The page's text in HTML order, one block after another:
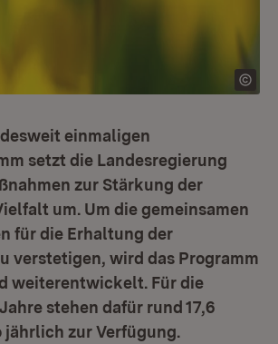
einmaligen
setzt die Landesregierung
zur Stärkung der
um. Um die gemeinsamen
für die Erhaltung der
verstetigen, wird das Programm
weiterentwickelt. Für die
stehen dafür rund 17,6
jährlich zur Verfügung.